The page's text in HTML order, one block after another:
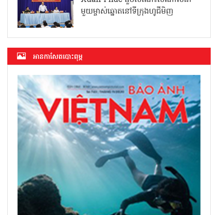
មួយម្ចាស់ឆ្នោតនៅទីក្រុងហូជីមិញ
អាន​កាសែត​បោះពុម្ភ